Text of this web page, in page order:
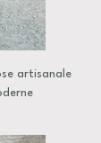
artisanale